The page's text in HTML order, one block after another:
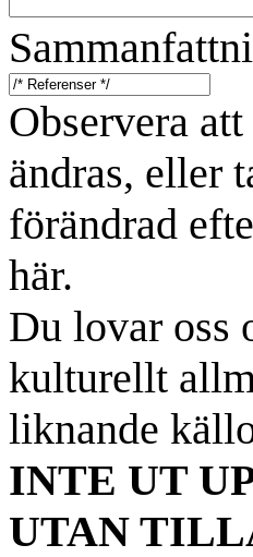
Observera
ändras, eller
förändrad
här.
Du lovar oss
kulturellt
liknande
INTE UT
UTAN